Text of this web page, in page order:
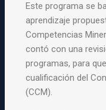
Este programa se
aprendizaje
Competencias
contó con una
programas, para
cualificación del
(CCM).